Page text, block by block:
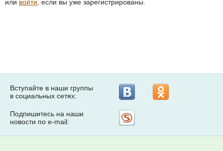
или войти , если вы уже зарегистрированы.
Вступайте в наши группы
в социальных сетях:
Подпишитесь на наши
новости по e-mail: